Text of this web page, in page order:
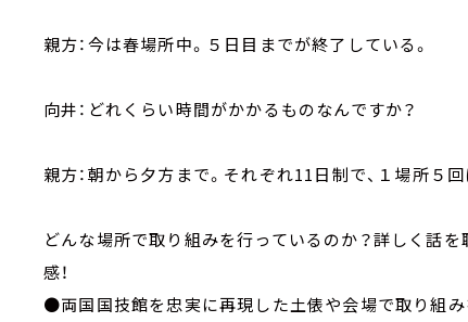
親方：今は春場所中。５日目までが終了している。
向井：どれくらい時間がかかるものなんですか？
親方：朝から夕方まで。それぞれ11日制で、１場所５
どんな場所で取り組みを行っているのか？詳しく話
感！
●両国国技館を忠実に再現した土俵や会場で取り組み